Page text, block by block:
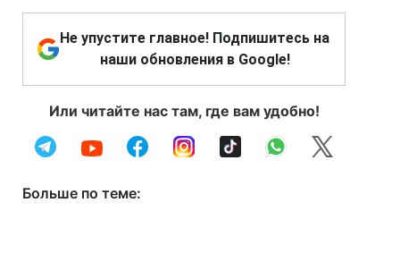
Не упустите главное! Подпишитесь на
наши обновления в Google!
Или читайте нас там, где вам удобно!
Больше по теме: